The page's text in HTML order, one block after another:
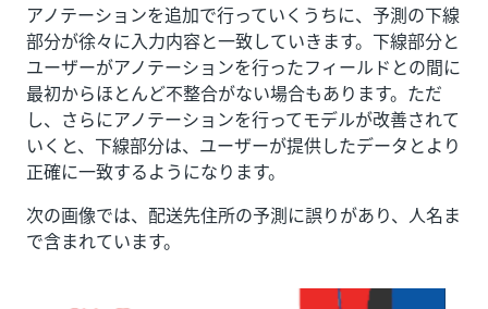
アノテーションを追加で行っていくうちに、予測の下線
部分が徐々に入力内容と一致していきます。下線部分と
ユーザーがアノテーションを行ったフィールドとの間に
最初からほとんど不整合がない場合もあります。ただ
し、さらにアノテーションを行ってモデルが改善されて
いくと、下線部分は、ユーザーが提供したデータとより
正確に一致するようになります。
次の画像では、配送先住所の予測に誤りがあり、人名ま
で含まれています。